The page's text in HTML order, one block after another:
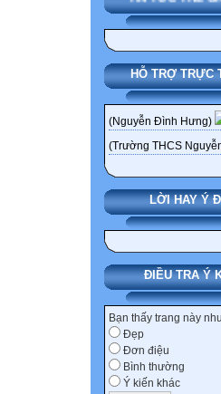
HỖ TRỢ TRỰC
(Nguyễn Đình Hưng)
(Trường THCS
LỜI HAY Ý
ĐIỀU TRA Ý
Bạn thấy trang này
Đẹp
Đơn điệu
Bình thường
Ý kiến khác